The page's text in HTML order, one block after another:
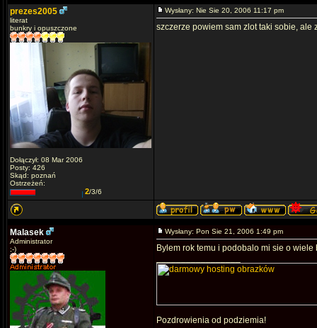
prezes2005
literat
bunkry i opuszczone
Dołączył: 08 Mar 2006
Posty: 426
Skąd: poznań
Ostrzeżeń:
2/3/6
Wysłany: Nie Sie 20, 2006 11:17 pm
szczerze powiem sam zlot taki sobie,
Malasek
Administrator
;-)
Wysłany: Pon Sie 21, 2006 1:49 pm
Bylem rok temu i podobalo mi sie o
Pozdrowienia od podziemia!